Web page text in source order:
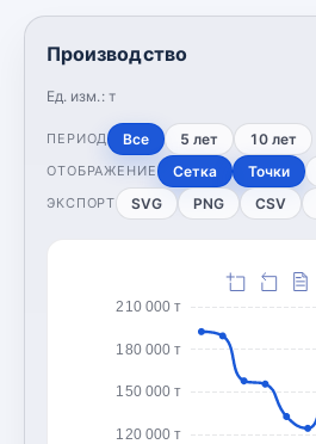
Производство
Ед. изм.: т
ПЕРИОД Все 5 лет 10 лет
ОТОБРАЖЕНИЕ Сетка Точки
ЭКСПОРТ SVG PNG CSV
120 000 т
150 000 т
180 000 т
210 000 т